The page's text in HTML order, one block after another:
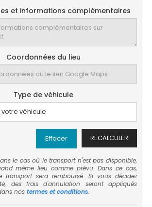
et informations complémentaires
Coordonnées du lieu
Type de véhicule
RECALCULER
Effacer
le cas où le transport n'est pas disponible,
même lieu comme prévu. Dans ce cas,
sera remboursé. Si vous décidez
des frais d'annulation seront appliqués
nos termes et conditions.